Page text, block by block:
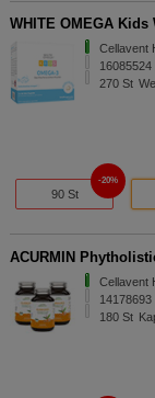
WHITE OMEGA Kids
Cellavent
16085524
270 St
90 St
20%
ACURMIN
Cellavent
14178693
180 St